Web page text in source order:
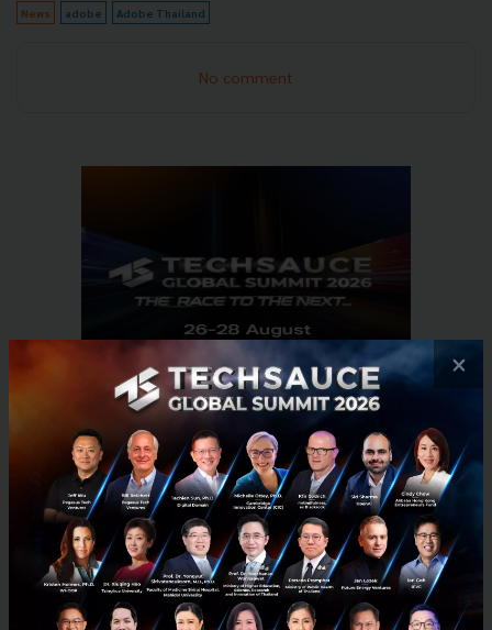
News adobe Adobe Thailand
No comment
RELATED ARTICLE
×